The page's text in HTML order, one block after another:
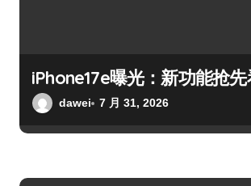
iPhone17e曝光：新功能抢
dawei 7 月 31, 2026